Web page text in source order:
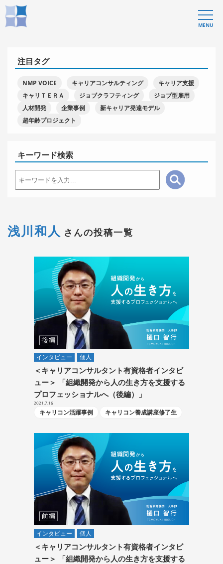
MENU
注目タグ
NMP VOICE キャリアコンサルティング
キャリア支援
キャリＴＥＲＡ
ジョブクラフティング
ジョブ型雇用
人材開発
企業事例
新キャリア発達モデル
超年齢プロジェクト
キーワード検索
浅川和人 さんの投稿一覧
インタビュー 個人
＜キャリアコンサルタント有資格者インタビ
ュー＞ 「組織開発から人の生き方を支援する
プロフェッショナルへ（後編）」
2021.7.16
キャリコン活躍事例 キャリコン養成講座修了生
インタビュー 個人
＜キャリアコンサルタント有資格者インタビ
ュー＞ 「組織開発から人の生き方を支援する